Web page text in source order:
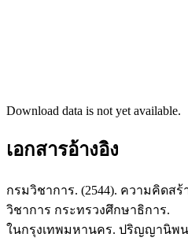
Download data is not yet available.
เอกสารอ้างอิง
กรมวิชาการ. (2544). ความคิดสร้
วิชาการ กระทรวงศึกษาธิการ.
ในกรุงเทพมหานคร. ปริญญานิพ